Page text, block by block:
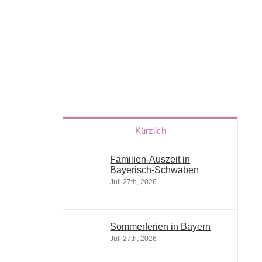
Kürzlich
Familien-Auszeit in
Bayerisch-Schwaben
Juli 27th, 2026
Sommerferien in Bayern
Juli 27th, 2026